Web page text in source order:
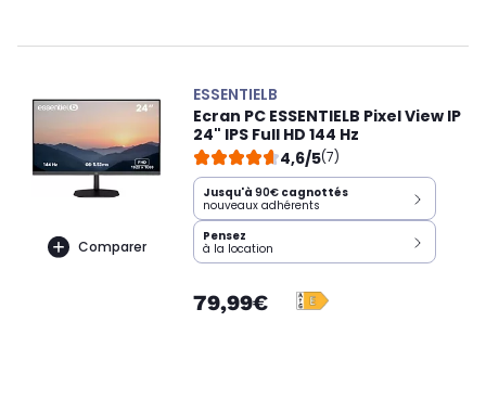
Comparer
ESSENTIELB
Ecran PC ESSENTIELB Pixel View IP
24" IPS Full HD 144 Hz
4,6/5(7)
Jusqu'à 90€ cagnottés
nouveaux adhérents
Pensez
à la location
79,99€